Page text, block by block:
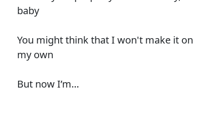
baby
You might think that I won't make it on
my own
But now I’m…